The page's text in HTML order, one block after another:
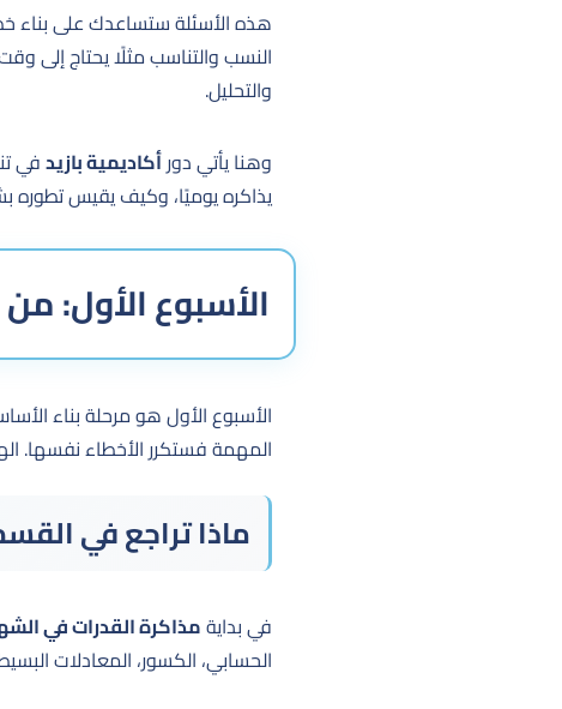
هذه الأسئلة ستساعدك على بناء
النسب والتناسب مثلًا يحتاج إلى
والتحليل.
وهنا يأتي دورأكاديمية بازيدفي
يذاكره يوميًا، وكيف يقيس
الأسبوع الأول: من 18 مايو إلى 24 مايو — تثبيت الأساسيات
الأسبوع الأول هو مرحلة بناء
المهمة فستكرر الأخطاء نفسها.
ماذا تراجع في
في بدايةمذاكرة القدرات في
الحسابي، الكسور، المعادلات